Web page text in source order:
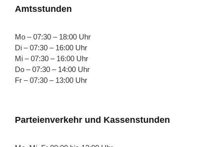
Amtsstunden
Mo – 07:30 – 18:00 Uhr
Di – 07:30 – 16:00 Uhr
Mi – 07:30 – 16:00 Uhr
Do – 07:30 – 14:00 Uhr
Fr – 07:30 – 13:00 Uhr
Parteienverkehr und Kassenstunden